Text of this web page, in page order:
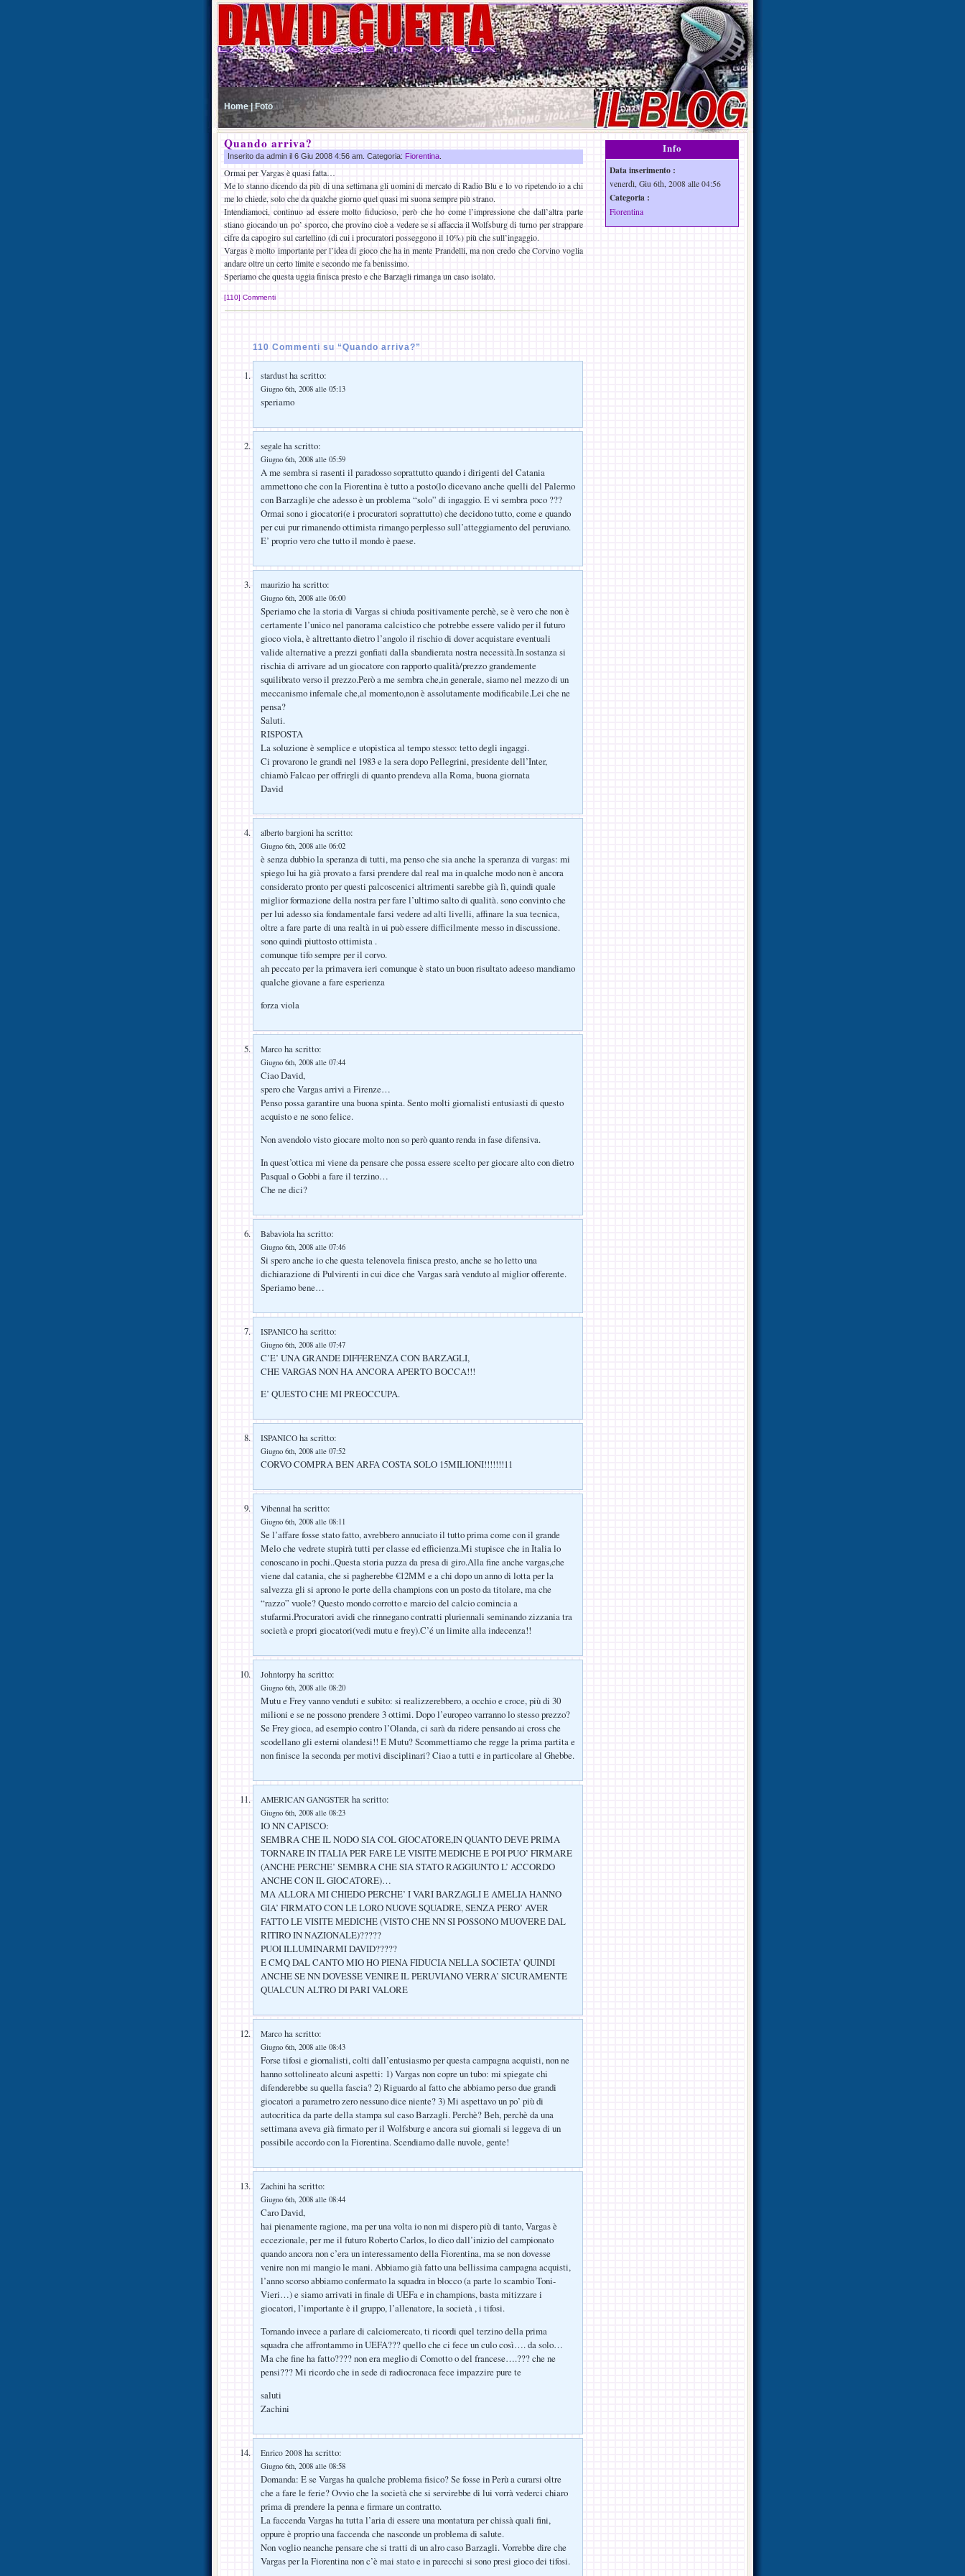
Home | Foto
Quando arriva?
Inserito da admin il 6 Giu 2008 4:56 am. Categoria: Fiorentina
Ormai per Vargas è quasi fatta…
Me lo stanno dicendo da più di una settimana gli uomini di mercato di Radio Blu e lo vo ripetendo io a chi
me lo chiede, solo che da qualche giorno quel quasi mi suona sempre più strano.
Intendiamoci, continuo ad essere molto fiducioso, però che ho come l’impressione che dall’altra parte
stiano giocando un po’ sporco, che provino cioè a vedere se si affaccia il Wolfsburg di turno per strappare
cifre da capogiro sul cartellino (di cui i procuratori posseggono il 10%) più che sull’ingaggio.
Vargas è molto importante per l’idea di gioco che ha in mente Prandelli, ma non credo che Corvino voglia
andare oltre un certo limite e secondo me fa benissimo.
Speriamo che questa uggia finisca presto e che Barzagli rimanga un caso isolato.
[110] Commenti
110 Commenti su “Quando arriva?”
stardust ha scritto:
Giugno 6th, 2008 alle 05:13
speriamo
segale ha scritto:
Giugno 6th, 2008 alle 05:59
A me sembra si rasenti il paradosso soprattutto quando i dirigenti del Catania
ammettono che con la Fiorentina è tutto a posto(lo dicevano anche quelli del Palermo
con Barzagli)e che adesso è un problema “solo” di ingaggio. E vi sembra poco ???
Ormai sono i giocatori(e i procuratori soprattutto) che decidono tutto, come e quando
per cui pur rimanendo ottimista rimango perplesso sull’atteggiamento del peruviano.
E’ proprio vero che tutto il mondo è paese.
maurizio ha scritto:
Giugno 6th, 2008 alle 06:00
Speriamo che la storia di Vargas si chiuda positivamente perchè, se è vero che non è
certamente l’unico nel panorama calcistico che potrebbe essere valido per il futuro
gioco viola, è altrettanto dietro l’angolo il rischio di dover acquistare eventuali
valide alternative a prezzi gonfiati dalla sbandierata nostra necessità.In sostanza si
rischia di arrivare ad un giocatore con rapporto qualità/prezzo grandemente
squilibrato verso il prezzo.Però a me sembra che,in generale, siamo nel mezzo di un
meccanismo infernale che,al momento,non è assolutamente modificabile.Lei che ne
pensa?
Saluti.
RISPOSTA
La soluzione è semplice e utopistica al tempo stesso: tetto degli ingaggi.
Ci provarono le grandi nel 1983 e la sera dopo Pellegrini, presidente dell’Inter,
chiamò Falcao per offrirgli di quanto prendeva alla Roma, buona giornata
David
alberto bargioni ha scritto:
Giugno 6th, 2008 alle 06:02
è senza dubbio la speranza di tutti, ma penso che sia anche la speranza di vargas: mi
spiego lui ha già provato a farsi prendere dal real ma in qualche modo non è ancora
considerato pronto per questi palcoscenici altrimenti sarebbe già lì, quindi quale
miglior formazione della nostra per fare l’ultimo salto di qualità. sono convinto che
per lui adesso sia fondamentale farsi vedere ad alti livelli, affinare la sua tecnica,
oltre a fare parte di una realtà in ui può essere difficilmente messo in discussione.
sono quindi piuttosto ottimista .
comunque tifo sempre per il corvo.
ah peccato per la primavera ieri comunque è stato un buon risultato adeeso mandiamo
qualche giovane a fare esperienza
forza viola
Marco ha scritto:
Giugno 6th, 2008 alle 07:44
Ciao David,
spero che Vargas arrivi a Firenze…
Penso possa garantire una buona spinta. Sento molti giornalisti entusiasti di questo
acquisto e ne sono felice.
Non avendolo visto giocare molto non so però quanto renda in fase difensiva.
In quest’ottica mi viene da pensare che possa essere scelto per giocare alto con dietro
Pasqual o Gobbi a fare il terzino…
Che ne dici?
Babaviola ha scritto:
Giugno 6th, 2008 alle 07:46
Si spero anche io che questa telenovela finisca presto, anche se ho letto una
dichiarazione di Pulvirenti in cui dice che Vargas sarà venduto al miglior offerente.
Speriamo bene…
ISPANICO ha scritto:
Giugno 6th, 2008 alle 07:47
C’E’ UNA GRANDE DIFFERENZA CON BARZAGLI,
CHE VARGAS NON HA ANCORA APERTO BOCCA!!!
E’ QUESTO CHE MI PREOCCUPA.
ISPANICO ha scritto:
Giugno 6th, 2008 alle 07:52
CORVO COMPRA BEN ARFA COSTA SOLO 15MILIONI!!!!!!!11
Vibennal ha scritto:
Giugno 6th, 2008 alle 08:11
Se l’affare fosse stato fatto, avrebbero annuciato il tutto prima come con il grande
Melo che vedrete stupirà tutti per classe ed efficienza.Mi stupisce che in Italia lo
conoscano in pochi..Questa storia puzza da presa di giro.Alla fine anche vargas,che
viene dal catania, che si pagherebbe €12MM e a chi dopo un anno di lotta per la
salvezza gli si aprono le porte della champions con un posto da titolare, ma che
“razzo” vuole? Questo mondo corrotto e marcio del calcio comincia a
stufarmi.Procuratori avidi che rinnegano contratti pluriennali seminando zizzania tra
società e propri giocatori(vedi mutu e frey).C’é un limite alla indecenza!!
Johntorpy ha scritto:
Giugno 6th, 2008 alle 08:20
Mutu e Frey vanno venduti e subito: si realizzerebbero, a occhio e croce, più di 30
milioni e se ne possono prendere 3 ottimi. Dopo l’europeo varranno lo stesso prezzo?
Se Frey gioca, ad esempio contro l’Olanda, ci sarà da ridere pensando ai cross che
scodellano gli esterni olandesi!! E Mutu? Scommettiamo che regge la prima partita e
non finisce la seconda per motivi disciplinari? Ciao a tutti e in particolare al Ghebbe.
AMERICAN GANGSTER ha scritto:
Giugno 6th, 2008 alle 08:23
IO NN CAPISCO:
SEMBRA CHE IL NODO SIA COL GIOCATORE,IN QUANTO DEVE PRIMA
TORNARE IN ITALIA PER FARE LE VISITE MEDICHE E POI PUO’ FIRMARE
(ANCHE PERCHE’ SEMBRA CHE SIA STATO RAGGIUNTO L’ ACCORDO
ANCHE CON IL GIOCATORE)…
MA ALLORA MI CHIEDO PERCHE’ I VARI BARZAGLI E AMELIA HANNO
GIA’ FIRMATO CON LE LORO NUOVE SQUADRE, SENZA PERO’ AVER
FATTO LE VISITE MEDICHE (VISTO CHE NN SI POSSONO MUOVERE DAL
RITIRO IN NAZIONALE)?????
PUOI ILLUMINARMI DAVID?????
E CMQ DAL CANTO MIO HO PIENA FIDUCIA NELLA SOCIETA’ QUINDI
ANCHE SE NN DOVESSE VENIRE IL PERUVIANO VERRA’ SICURAMENTE
QUALCUN ALTRO DI PARI VALORE
Marco ha scritto:
Giugno 6th, 2008 alle 08:43
Forse tifosi e giornalisti, colti dall’entusiasmo per questa campagna acquisti, non ne
hanno sottolineato alcuni aspetti: 1) Vargas non copre un tubo: mi spiegate chi
difenderebbe su quella fascia? 2) Riguardo al fatto che abbiamo perso due grandi
giocatori a parametro zero nessuno dice niente? 3) Mi aspettavo un po’ più di
autocritica da parte della stampa sul caso Barzagli. Perchè? Beh, perchè da una
settimana aveva già firmato per il Wolfsburg e ancora sui giornali si leggeva di un
possibile accordo con la Fiorentina. Scendiamo dalle nuvole, gente!
Zachini ha scritto:
Giugno 6th, 2008 alle 08:44
Caro David,
hai pienamente ragione, ma per una volta io non mi dispero più di tanto, Vargas è
eccezionale, per me il futuro Roberto Carlos, lo dico dall’inizio del campionato
quando ancora non c’era un interessamento della Fiorentina, ma se non dovesse
venire non mi mangio le mani. Abbiamo già fatto una bellissima campagna acquisti,
l’anno scorso abbiamo confermato la squadra in blocco (a parte lo scambio Toni-
Vieri…) e siamo arrivati in finale di UEFa e in champions, basta mitizzare i
giocatori, l’importante è il gruppo, l’allenatore, la società , i tifosi.
Tornando invece a parlare di calciomercato, ti ricordi quel terzino della prima
squadra che affrontammo in UEFA??? quello che ci fece un culo così…. da solo…
Ma che fine ha fatto???? non era meglio di Comotto o del francese….??? che ne
pensi??? Mi ricordo che in sede di radiocronaca fece impazzire pure te
saluti
Zachini
Enrico 2008 ha scritto:
Giugno 6th, 2008 alle 08:58
Domanda: E se Vargas ha qualche problema fisico? Se fosse in Perù a curarsi oltre
che a fare le ferie? Ovvio che la società che si servirebbe di lui vorrà vederci chiaro
prima di prendere la penna e firmare un contratto.
La faccenda Vargas ha tutta l’aria di essere una montatura per chissà quali fini,
oppure è proprio una faccenda che nasconde un problema di salute.
Non voglio neanche pensare che si tratti di un alro caso Barzagli. Vorrebbe dire che
Vargas per la Fiorentina non c’è mai stato e in parecchi si sono presi gioco dei tifosi.
Info
Data inserimento :
venerdì, Giu 6th, 2008 alle 04:56
Categoria :
Fiorentina